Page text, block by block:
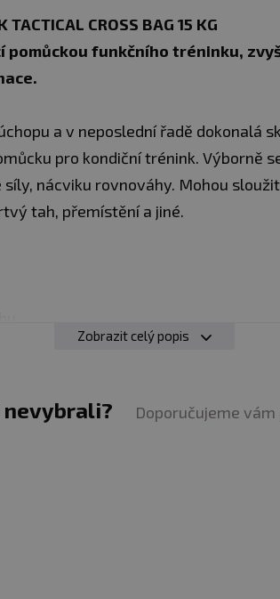
TACTICAL CROSS BAG 15 KG
pomůckou funkčního tréninku,
a v neposlední řadě dokonalá
pro kondiční trénink. Výborně
nácviku rovnováhy. Mohou
tah, přemístění a jiné.
procvičení celého těla
rotační pohyby s vyšší
a koordinace
Zobrazit celý popis
nevybrali? Doporučujeme